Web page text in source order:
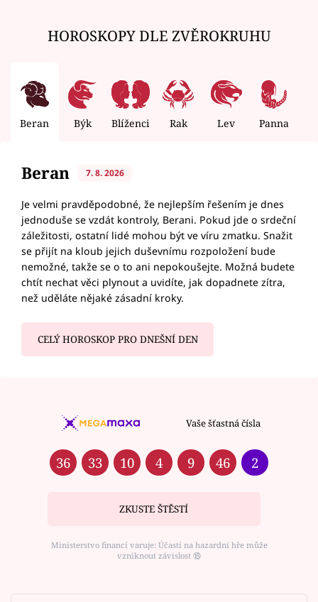
HOROSKOPY DLE ZVĚROKRUHU
Beran Býk Blíženci Rak Lev Panna
Beran 7. 8. 2026
Je velmi pravděpodobné, že nejlepším řešením je dnes
jednoduše se vzdát kontroly, Berani. Pokud jde o srdeční
záležitosti, ostatní lidé mohou být ve víru zmatku. Snažit
se přijít na kloub jejich duševnímu rozpoložení bude
nemožné, takže se o to ani nepokoušejte. Možná budete
chtít nechat věci plynout a uvidíte, jak dopadnete zítra,
než uděláte nějaké zásadní kroky.
CELÝ HOROSKOP PRO DNEŠNÍ DEN
Vaše šťastná čísla
36 33 10 4 9 46 2
ZKUSTE ŠTĚSTÍ
Ministerstvo financí varuje: Účastí na hazardní hře může
vzniknout závislost ⑱